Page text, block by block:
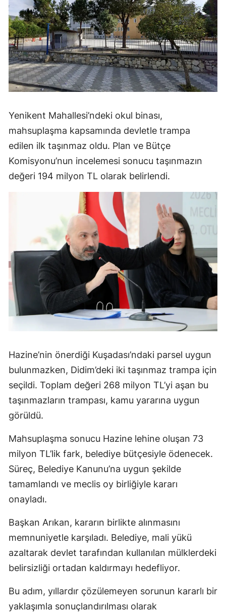
Yenikent Mahallesi’ndeki okul binası,
mahsuplaşma kapsamında devletle trampa
edilen ilk taşınmaz oldu. Plan ve Bütçe
Komisyonu’nun incelemesi sonucu taşınmazın
değeri 194 milyon TL olarak belirlendi.
Hazine’nin önerdiği Kuşadası’ndaki parsel uygun
bulunmazken, Didim’deki iki taşınmaz trampa için
seçildi. Toplam değeri 268 milyon TL’yi aşan bu
taşınmazların trampası, kamu yararına uygun
görüldü.
Mahsuplaşma sonucu Hazine lehine oluşan 73
milyon TL’lik fark, belediye bütçesiyle ödenecek.
Süreç, Belediye Kanunu’na uygun şekilde
tamamlandı ve meclis oy birliğiyle kararı
onayladı.
Başkan Arıkan, kararın birlikte alınmasını
memnuniyetle karşıladı. Belediye, mali yükü
azaltarak devlet tarafından kullanılan mülklerdeki
belirsizliği ortadan kaldırmayı hedefliyor.
Bu adım, yıllardır çözülemeyen sorunun kararlı bir
yaklaşımla sonuçlandırılması olarak